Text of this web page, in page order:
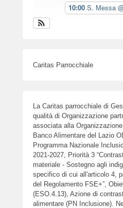
10:00 S. Messa
Caritas Parrocchiale
La Caritas parrocchiale di
qualità di Organizzazione
associata alla
Banco Alimentare del Lazio
Programma Nazionale
2021-2027, Priorità 3
materiale - Sostegno agli
specifico di cui all'articolo 4,
del Regolamento FSE+”,
(ESO.4.13), Azione di
alimentare (PN Inclusione).